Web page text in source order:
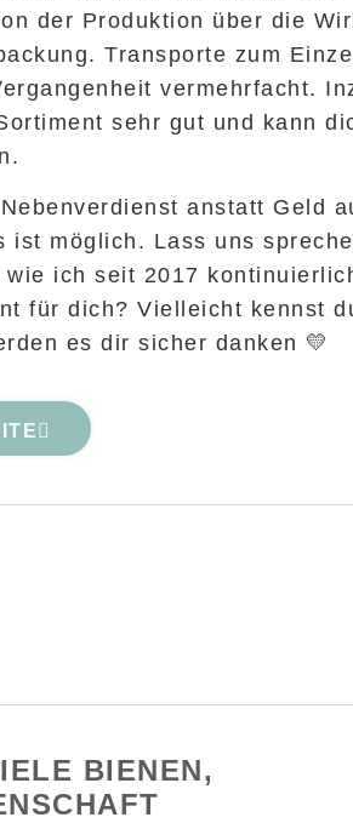
der Produktion über die
Transporte zum
vermehrfacht.
sehr gut und kann
anstatt Geld
ist möglich. Lass uns
ich seit 2017
für dich? Vielleicht kennst
es dir sicher danken 💛
BIENEN,